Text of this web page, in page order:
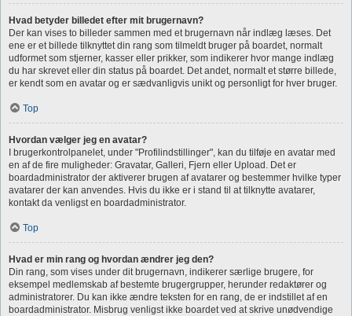
Hvad betyder billedet efter mit brugernavn?
Der kan vises to billeder sammen med et brugernavn når indlæg læses. Det
ene er et billede tilknyttet din rang som tilmeldt bruger på boardet, normalt
udformet som stjerner, kasser eller prikker, som indikerer hvor mange indlæg
du har skrevet eller din status på boardet. Det andet, normalt et større billede,
er kendt som en avatar og er sædvanligvis unikt og personligt for hver bruger.
Top
Hvordan vælger jeg en avatar?
I brugerkontrolpanelet, under "Profilindstillinger", kan du tilføje en avatar med
en af de fire muligheder: Gravatar, Galleri, Fjern eller Upload. Det er
boardadministrator der aktiverer brugen af avatarer og bestemmer hvilke typer
avatarer der kan anvendes. Hvis du ikke er i stand til at tilknytte avatarer,
kontakt da venligst en boardadministrator.
Top
Hvad er min rang og hvordan ændrer jeg den?
Din rang, som vises under dit brugernavn, indikerer særlige brugere, for
eksempel medlemskab af bestemte brugergrupper, herunder redaktører og
administratorer. Du kan ikke ændre teksten for en rang, de er indstillet af en
boardadministrator. Misbrug venligst ikke boardet ved at skrive unødvendige